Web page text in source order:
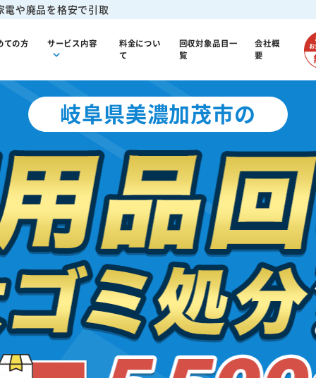
電や廃品を格安で引取
ての方 サービス内容
料金につい
て
回収対象品目一
覧
会社概
要
岐阜県美濃加茂市の